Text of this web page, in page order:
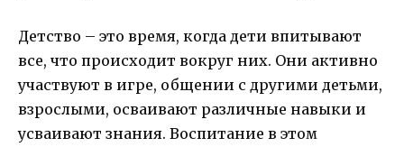
Детство – это время, когда дети впитывают
все, что происходит вокруг них. Они активно
участвуют в игре, общении с другими детьми,
взрослыми, осваивают различные навыки и
усваивают знания. Воспитание в этом